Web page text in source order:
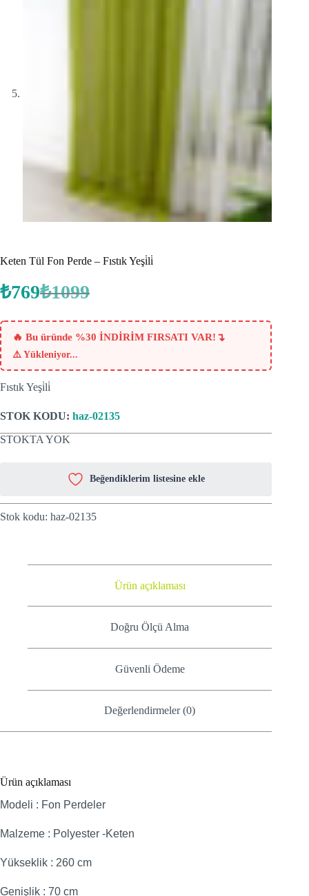
Keten Tül Fon Perde – Fıstık Yeşi̇li̇
₺1099
Orijinal
₺1099.
₺769 Şu
fiyat:
₺769.
🔥 Bu üründe %30 İNDİRİM FIRSATI VAR! ↴
⚠️ Yükleniyor...
Fıstık Yeşi̇li̇
STOK KODU: haz-02135
STOKTA YOK
Beğendiklerim listesine ekle
Stok kodu: haz-02135
Ürün açıklaması
Doğru Ölçü Alma
Güvenli Ödeme
Değerlendirmeler (0)
Ürün açıklaması
Modeli : Fon Perdeler
Malzeme : Polyester -Keten
Yükseklik : 260 cm
Genişlik : 70 cm